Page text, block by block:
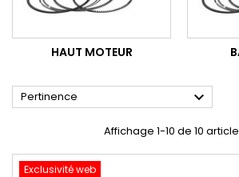
HAUT MOTEUR
Pertinence 
Affichage 1-10 de 10
Exclusivité web